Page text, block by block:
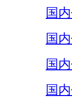
国
国
国
国